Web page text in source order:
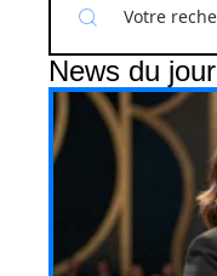
News du jour